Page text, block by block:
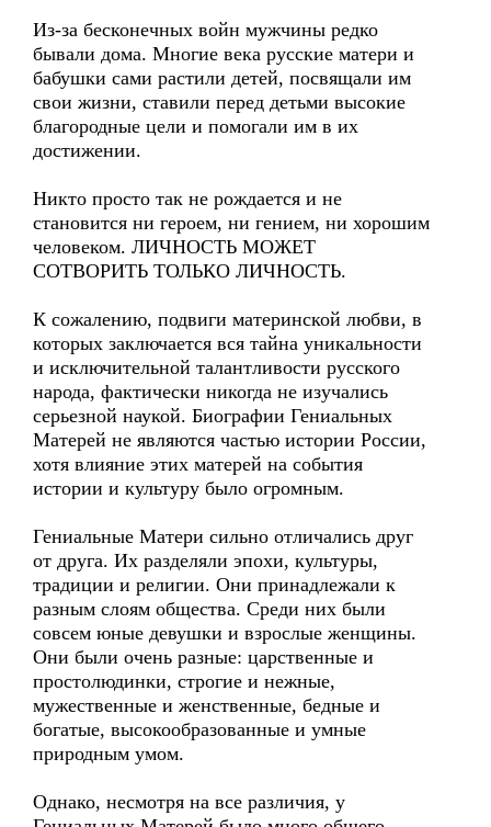
Из-за бесконечных войн мужчины редко
бывали дома. Многие века русские матери и
бабушки сами растили детей, посвящали им
свои жизни, ставили перед детьми высокие
благородные цели и помогали им в их
достижении.
Никто просто так не рождается и не
становится ни героем, ни гением, ни хорошим
человеком. ЛИЧНОСТЬ МОЖЕТ
СОТВОРИТЬ ТОЛЬКО ЛИЧНОСТЬ.
К сожалению, подвиги материнской любви, в
которых заключается вся тайна уникальности
и исключительной талантливости русского
народа, фактически никогда не изучались
серьезной наукой. Биографии Гениальных
Матерей не являются частью истории России,
хотя влияние этих матерей на события
истории и культуру было огромным.
Гениальные Матери сильно отличались друг
от друга. Их разделяли эпохи, культуры,
традиции и религии. Они принадлежали к
разным слоям общества. Среди них были
совсем юные девушки и взрослые женщины.
Они были очень разные: царственные и
простолюдинки, строгие и нежные,
мужественные и женственные, бедные и
богатые, высокообразованные и умные
природным умом.
Однако, несмотря на все различия, у